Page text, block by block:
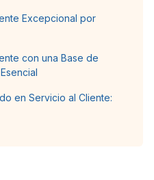
Excepcional por
con una Base de
en Servicio al Cliente: